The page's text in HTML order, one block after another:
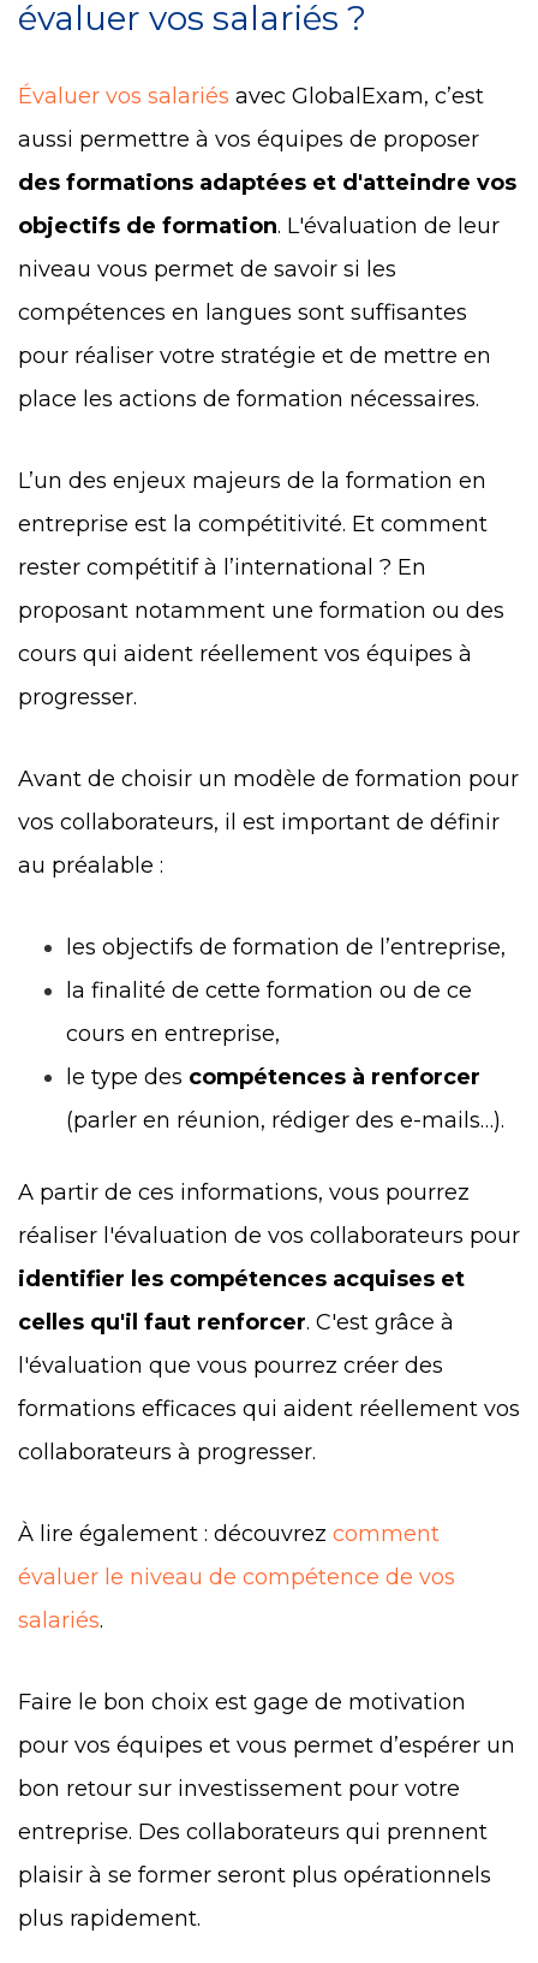
évaluer vos salariés ?
Évaluer vos salariés avec GlobalExam, c’est
aussi permettre à vos équipes de proposer
des formations adaptées et d'atteindre vos
objectifs de formation. L'évaluation de leur
niveau vous permet de savoir si les
compétences en langues sont suffisantes
pour réaliser votre stratégie et de mettre en
place les actions de formation nécessaires.
L’un des enjeux majeurs de la formation en
entreprise est la compétitivité. Et comment
rester compétitif à l’international ? En
proposant notamment une formation ou des
cours qui aident réellement vos équipes à
progresser.
Avant de choisir un modèle de formation pour
vos collaborateurs, il est important de définir
au préalable :
les objectifs de formation de l’entreprise,
la finalité de cette formation ou de ce
cours en entreprise,
le type des compétences à renforcer
(parler en réunion, rédiger des e-mails…).
A partir de ces informations, vous pourrez
réaliser l'évaluation de vos collaborateurs pour
identifier les compétences acquises et
celles qu'il faut renforcer. C'est grâce à
l'évaluation que vous pourrez créer des
formations efficaces qui aident réellement vos
collaborateurs à progresser.
À lire également : découvrez comment
évaluer le niveau de compétence de vos
salariés.
Faire le bon choix est gage de motivation
pour vos équipes et vous permet d’espérer un
bon retour sur investissement pour votre
entreprise. Des collaborateurs qui prennent
plaisir à se former seront plus opérationnels
plus rapidement.